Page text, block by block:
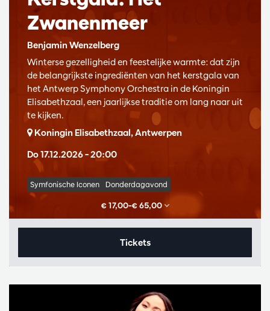
Zwanenmeer
Benjamin Wenzelberg
Do 17.12.2026– 20:00
Winterse gezelligheid en feestelijke warmte: dat zijn
de belangrijkste ingrediënten van het kerstgala van
het Antwerp Symphony Orchestra in de Koningin
Elisabethzaal, een jaarlijkse traditie om lang naar uit
te kijken.
Koningin Elisabethzaal, Antwerpen
Symfonische Iconen Donderdagavond
€ 17,00–€ 65,00
Tickets